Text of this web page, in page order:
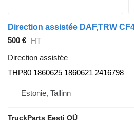
500 € HT
Direction assistée
THP80 1860625 1860621 2416798
Estonie, Tallinn
TruckParts Eesti OÜ